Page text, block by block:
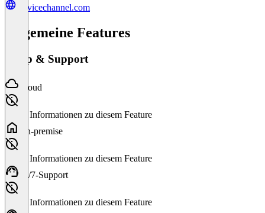
servicechannel.com
Allgemeine Features
Setup & Support
Cloud
Keine Informationen zu diesem Feature
On-premise
Keine Informationen zu diesem Feature
24/7-Support
Keine Informationen zu diesem Feature